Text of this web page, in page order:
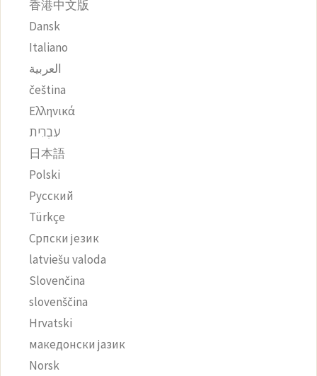
香港中文版
Dansk
Italiano
العربية
čeština‎
Ελληνικά
עִבְרִית
日本語
Polski
Русский
Türkçe
Српски језик
latviešu valoda
Slovenčina
slovenščina
Hrvatski
македонски јазик
Norsk